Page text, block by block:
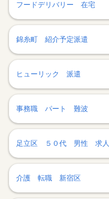
フードデリバリー 在宅
錦糸町 紹介予定派遣
ヒューリック 派遣
事務職 パート 難波
足立区 ５０代 男性 求人
介護 転職 新宿区